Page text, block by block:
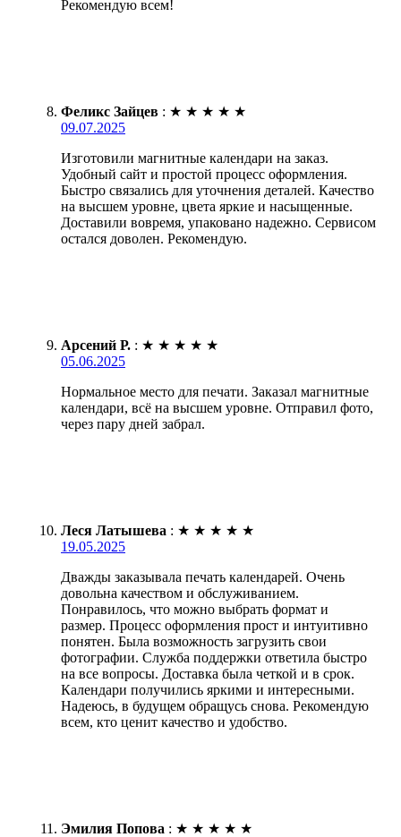
Рекомендую всем!
Феликс Зайцев : ★ ★ ★ ★ ★
09.07.2025
Изготовили магнитные календари на заказ.
Удобный сайт и простой процесс оформления.
Быстро связались для уточнения деталей. Качество
на высшем уровне, цвета яркие и насыщенные.
Доставили вовремя, упаковано надежно. Сервисом
остался доволен. Рекомендую.
Арсений Р. : ★ ★ ★ ★ ★
05.06.2025
Нормальное место для печати. Заказал магнитные
календари, всё на высшем уровне. Отправил фото,
через пару дней забрал.
Леся Латышева : ★ ★ ★ ★ ★
19.05.2025
Дважды заказывала печать календарей. Очень
довольна качеством и обслуживанием.
Понравилось, что можно выбрать формат и
размер. Процесс оформления прост и интуитивно
понятен. Была возможность загрузить свои
фотографии. Служба поддержки ответила быстро
на все вопросы. Доставка была четкой и в срок.
Календари получились яркими и интересными.
Надеюсь, в будущем обращусь снова. Рекомендую
всем, кто ценит качество и удобство.
Эмилия Попова : ★ ★ ★ ★ ★